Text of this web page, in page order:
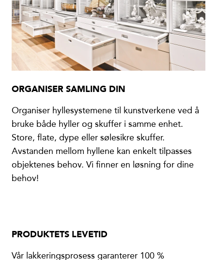
ORGANISER SAMLING DIN
Organiser hyllesystemene til kunstverkene ved å
bruke både hyller og skuffer i samme enhet.
Store, flate, dype eller sølesikre skuffer.
Avstanden mellom hyllene kan enkelt tilpasses
objektenes behov. Vi finner en løsning for dine
behov!
PRODUKTETS LEVETID
Vår lakkeringsprosess garanterer 100 %